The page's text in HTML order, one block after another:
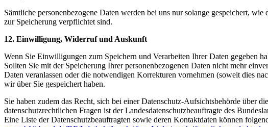
Sämtliche personenbezogene Daten werden bei uns nur solange gespeichert,
zur Speicherung verpflichtet sind.
12. Einwilligung, Widerruf und Auskunft
Wenn Sie Einwilligungen zum Speichern und Verarbeiten Ihrer Daten
Sollten Sie mit der Speicherung Ihrer personenbezogenen Daten nicht mehr
Daten veranlassen oder die notwendigen Korrekturen vornehmen (soweit dies
wir über Sie gespeichert haben.
Sie haben zudem das Recht, sich bei einer Datenschutz-Aufsichtsbehörde über
datenschutzrechtlichen Fragen ist der Landesdatenschutzbeauftragte des
Eine Liste der Datenschutzbeauftragten sowie deren Kontaktdaten können